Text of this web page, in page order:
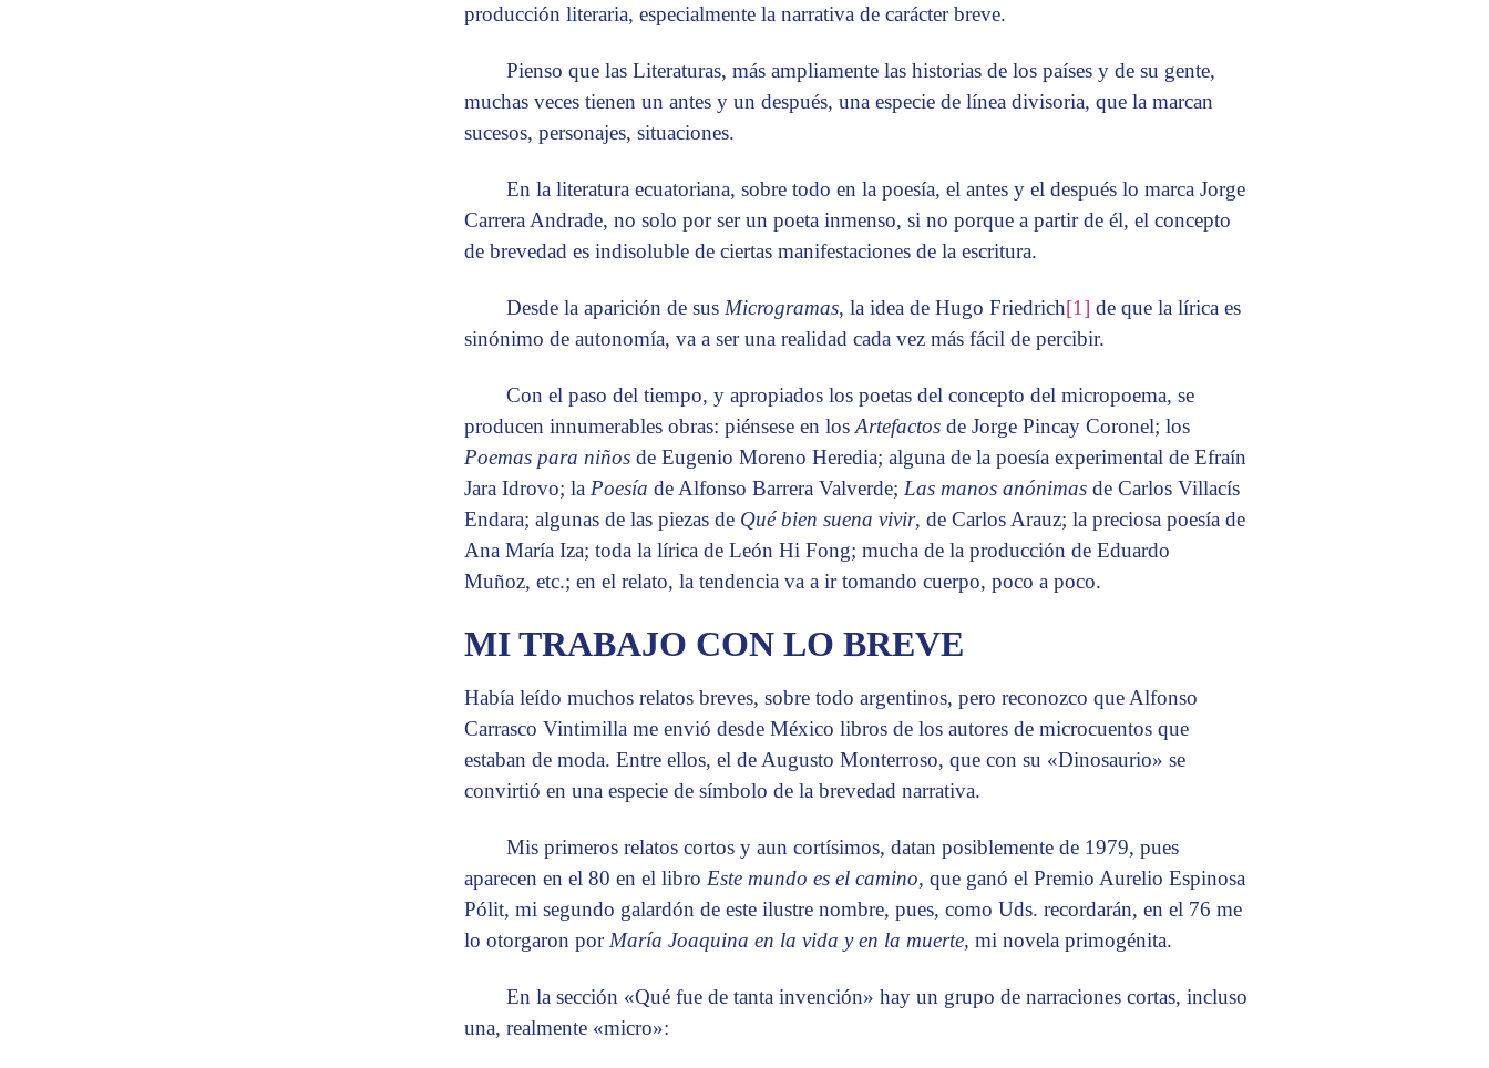
producción literaria, especialmente la narrativa de carácter breve.
Pienso que las Literaturas, más ampliamente las historias de los países y de su gente,
muchas veces tienen un antes y un después, una especie de línea divisoria, que la marcan
sucesos, personajes, situaciones.
En la literatura ecuatoriana, sobre todo en la poesía, el antes y el después lo marca Jorge
Carrera Andrade, no solo por ser un poeta inmenso, si no porque a partir de él, el concepto
de brevedad es indisoluble de ciertas manifestaciones de la escritura.
Desde la aparición de sus Microgramas, la idea de Hugo Friedrich[1] de que la lírica es
sinónimo de autonomía, va a ser una realidad cada vez más fácil de percibir.
Con el paso del tiempo, y apropiados los poetas del concepto del micropoema, se
producen innumerables obras: piénsese en los Artefactos de Jorge Pincay Coronel; los
Poemas para niños de Eugenio Moreno Heredia; alguna de la poesía experimental de Efraín
Jara Idrovo; la Poesía de Alfonso Barrera Valverde; Las manos anónimas de Carlos Villacís
Endara; algunas de las piezas de Qué bien suena vivir, de Carlos Arauz; la preciosa poesía de
Ana María Iza; toda la lírica de León Hi Fong; mucha de la producción de Eduardo
Muñoz, etc.; en el relato, la tendencia va a ir tomando cuerpo, poco a poco.
MI TRABAJO CON LO BREVE
Había leído muchos relatos breves, sobre todo argentinos, pero reconozco que Alfonso
Carrasco Vintimilla me envió desde México libros de los autores de microcuentos que
estaban de moda. Entre ellos, el de Augusto Monterroso, que con su «Dinosaurio» se
convirtió en una especie de símbolo de la brevedad narrativa.
Mis primeros relatos cortos y aun cortísimos, datan posiblemente de 1979, pues
aparecen en el 80 en el libro Este mundo es el camino, que ganó el Premio Aurelio Espinosa
Pólit, mi segundo galardón de este ilustre nombre, pues, como Uds. recordarán, en el 76 me
lo otorgaron por María Joaquina en la vida y en la muerte, mi novela primogénita.
En la sección «Qué fue de tanta invención» hay un grupo de narraciones cortas, incluso
una, realmente «micro»: